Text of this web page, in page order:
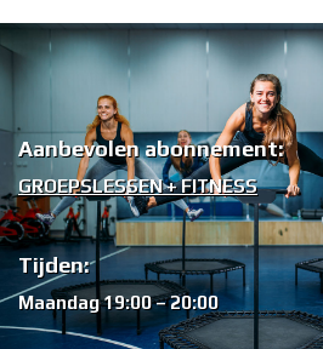
Aanbevolen abonnement:
GROEPSLESSEN + FITNESS
Tijden:
Maandag 19:00 – 20:00